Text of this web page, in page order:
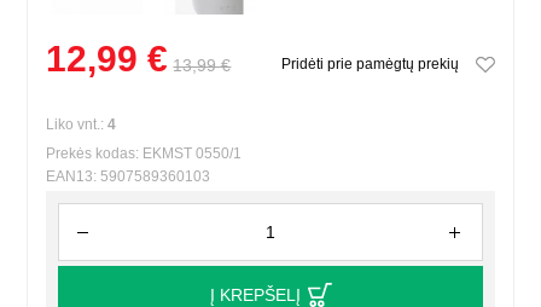
12,99 € 13,99 € Pridėti prie pamėgtų prekių
Liko vnt.:4
Prekės kodas: EKMST 0550/1
EAN13: 5907589360103
Į KREPŠELĮ